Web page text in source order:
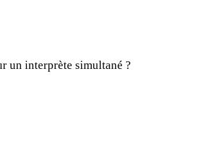
un interprète simultané ?